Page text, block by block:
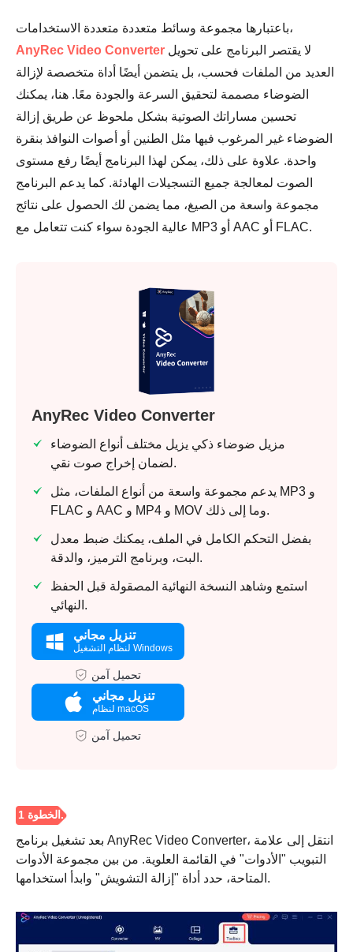
باعتبارها مجموعة وسائط متعددة متعددة الاستخدامات،
AnyRec Video Converter
العديد من الملفات فحسب، بل يتضمن أيضًا أداة متخصصة لإزالة
الضوضاء مصممة لتحقيق السرعة والجودة معًا. هنا، يمكنك
تحسين مساراتك الصوتية بشكل ملحوظ عن طريق إزالة
الضوضاء غير المرغوب فيها مثل الطنين أو أصوات النوافذ بنقرة
واحدة. علاوة على ذلك، يمكن لهذا البرنامج أيضًا رفع مستوى
الصوت لمعالجة جميع التسجيلات الهادئة. كما يدعم البرنامج
مجموعة واسعة من الصيغ، مما يضمن لك الحصول على نتائج
عالية الجودة سواء كنت تتعامل مع MP3 أو AAC أو FLAC.
AnyRec Video Converter
مزيل ضوضاء ذكي يزيل مختلف أنواع الضوضاء
لضمان إخراج صوت نقي.
يدعم مجموعة واسعة من أنواع الملفات، مثل MP3 و
FLAC و AAC و MP4 و MOV وما إلى ذلك.
بفضل التحكم الكامل في الملف، يمكنك ضبط معدل
البت، وبرنامج الترميز، والدقة.
استمع وشاهد النسخة النهائية المصقولة قبل الحفظ
النهائي.
تنزيل مجاني
لنظام التشغيل Windows
تحميل آمن
تنزيل مجاني
لنظام macOS
تحميل آمن
بعد تشغيل برنامج AnyRec Video Converter، انتقل إلى علامة
التبويب "الأدوات" في القائمة العلوية. من بين مجموعة الأدوات
المتاحة، حدد أداة "إزالة التشويش" وابدأ استخدامها.